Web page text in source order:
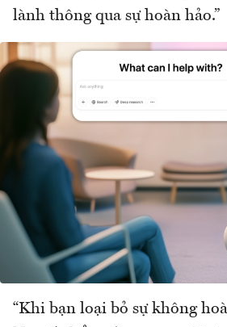
lành thông qua sự hoàn hảo.”
“Khi bạn loại bỏ sự không